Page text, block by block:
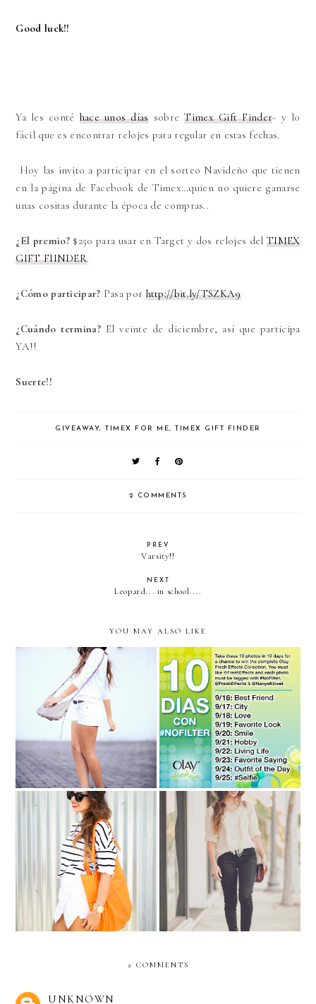
Good luck!!
Ya les conté hace unos díassobreTimex Gift Finder- y lo
fácil que es encontrar relojes para regular en estas fechas.
Hoy las invito a participar en el sorteo Navideño que tienen
en la página de Facebook de Timex…quien no quiere ganarse
unas cositas durante la época de compras..
¿El premio?$250 para usar en Target y dos relojes delTIMEX
GIFT FIINDER.
¿Cómo participar? Pasa por http://bit.ly/TSZKA9
¿Cuándo termina?El veinte de diciembre, así que participa
YA!!
Suerte!!
GIVEAWAY,TIMEX FOR ME,TIMEX GIFT FINDER
2 COMMENTS
PREV
Varsity!!
NEXT
Leopard... in school....
YOU MAY ALSO LIKE
WHITE SENSATION-
WIN 2 TICKETS!!
DISCOVER SKIN SO
FRESH IT NEEDS
#NOFILTER AND TAKE
THE “10 DIAS CON
#NOFILTER”
CHALLENGE
WIN A GIVENCHY BAG!
H&M 50 states of
FASHION!!
2 COMMENTS
UNKNOWN